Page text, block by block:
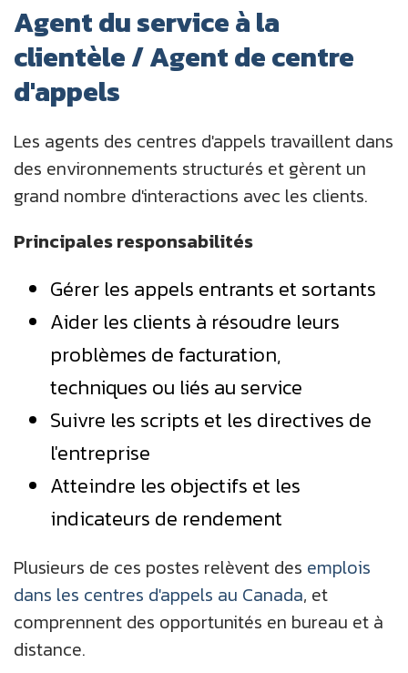
Agent du service à la
clientèle / Agent de centre
d'appels
Les agents des centres d'appels travaillent dans
des environnements structurés et gèrent un
grand nombre d'interactions avec les clients.
Principales responsabilités
Gérer les appels entrants et sortants
Aider les clients à résoudre leurs
problèmes de facturation,
techniques ou liés au service
Suivre les scripts et les directives de
l'entreprise
Atteindre les objectifs et les
indicateurs de rendement
Plusieurs de ces postes relèvent des emplois
dans les centres d'appels au Canada, et
comprennent des opportunités en bureau et à
distance.